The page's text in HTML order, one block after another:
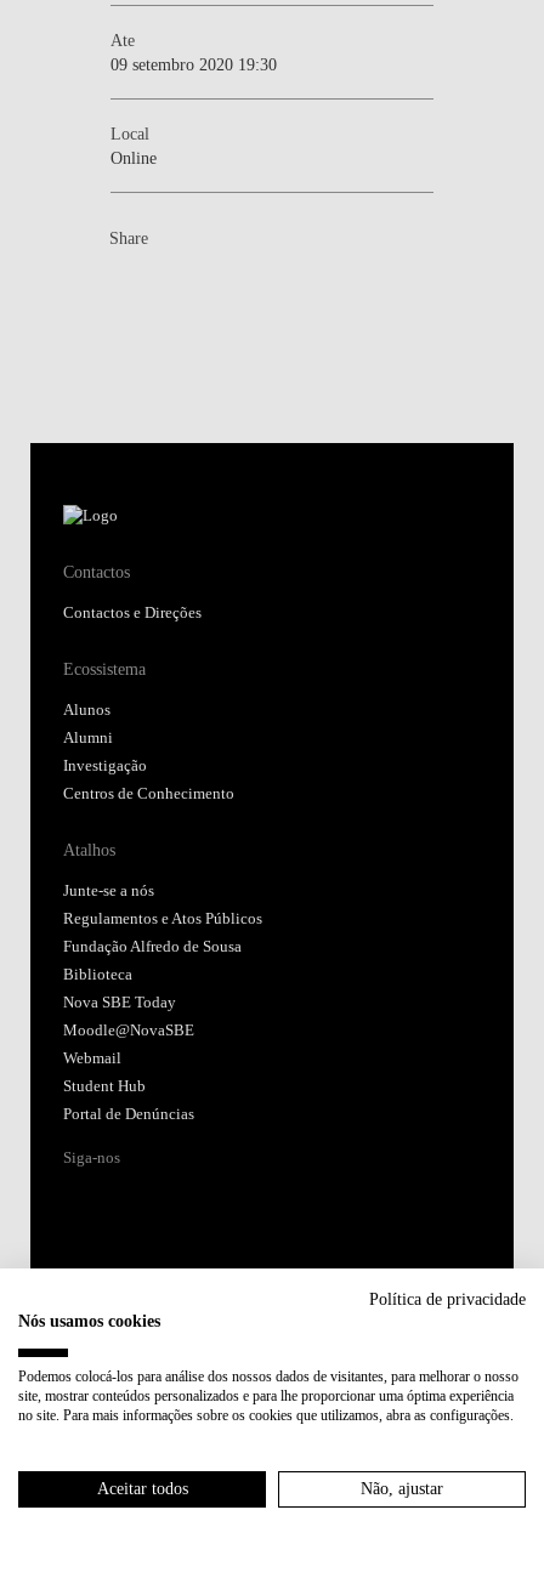
Ate
09 setembro 2020 19:30
Local
Online
Share
Contactos
Contactos e Direções
Ecossistema
Alunos
Alumni
Investigação
Centros de Conhecimento
Atalhos
Junte-se a nós
Regulamentos e Atos Públicos
Fundação Alfredo de Sousa
Biblioteca
Nova SBE Today
Moodle@NovaSBE
Webmail
Student Hub
Portal de Denúncias
Siga-nos
Membro de:
Política de privacidade
Nós usamos cookies
Podemos colocá-los para análise dos nossos dados de visitantes, para melhorar o nosso
site, mostrar conteúdos personalizados e para lhe proporcionar uma óptima experiência
no site. Para mais informações sobre os cookies que utilizamos, abra as configurações.
Aceitar todos Não, ajustar